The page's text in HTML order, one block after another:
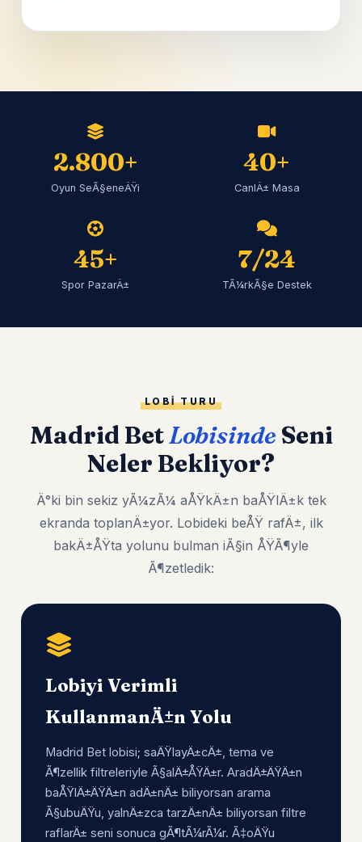
2.800+
Oyun SeÃ§eneÄŸi
40+
CanlÄ± Masa
45+
Spor PazarÄ±
7/24
TÃ¼rkÃ§e Destek
LOBI TURU
Madrid BetLobisindeSeni
Neler Bekliyor?
Ä°ki bin sekiz yÃ¼zÃ¼ aÅŸkÄ±n baÅŸlÄ±k tek
ekranda toplanÄ±yor. Lobideki beÅŸ rafÄ±, ilk
bakÄ±ÅŸta yolunu bulman iÃ§in ÅŸÃ¶yle
Ã¶zetledik:
Lobiyi Verimli
KullanmanÄ±n Yolu
Madrid Bet lobisi; saÄŸlayÄ±cÄ±, tema ve
Ã¶zellik filtreleriyle Ã§alÄ±ÅŸÄ±r. AradÄ±ÄŸÄ±n
baÅŸlÄ±ÄŸÄ±n adÄ±nÄ± biliyorsan arama
Ã§ubuÄŸu, yalnÄ±zca tarzÄ±nÄ± biliyorsan filtre
raflarÄ± seni sonuca gÃ¶tÃ¼rÃ¼r. Ã‡oÄŸu